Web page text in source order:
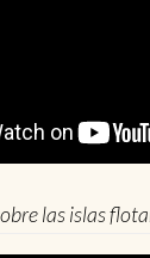
las islas